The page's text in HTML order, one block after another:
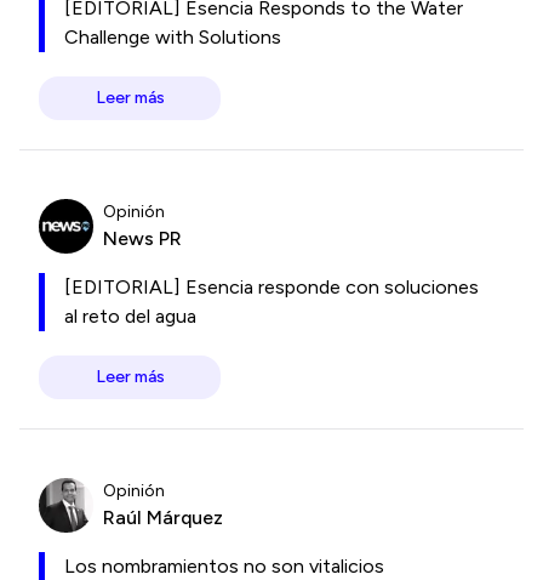
[EDITORIAL] Esencia Responds to the Water
Challenge with Solutions
Leer más
Opinión
News PR
[EDITORIAL] Esencia responde con soluciones
al reto del agua
Leer más
Opinión
Raúl Márquez
Los nombramientos no son vitalicios